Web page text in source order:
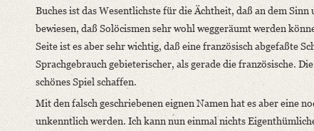
Buches ist das Wesentlichste für die Ächtheit, daß an dem
bewiesen, daß Solöcismen sehr wohl weggeräumt werden
Seite ist es aber sehr wichtig, daß eine französisch abgefaßte
Sprachgebrauch gebieterischer, als gerade die französische.
schönes Spiel schaffen.
Mit den falsch geschriebenen eignen Namen hat es aber eine
unkenntlich werden. Ich kann nun einmal nichts